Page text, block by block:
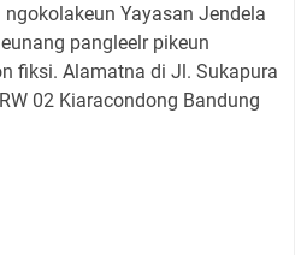
Yayasan Jendela
pangleelr pikeun
fiksi. Alamatna di Jl. Sukapura
02 Kiaracondong Bandung